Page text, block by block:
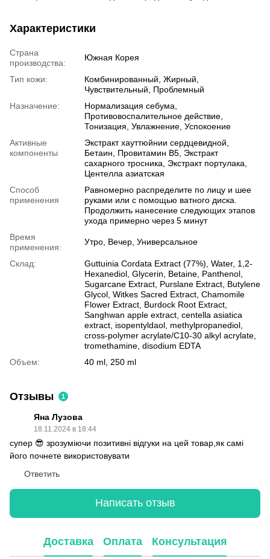
Характеристики
Страна
производства:
Южная Корея
Тип кожи:
Комбинированный, Жирный,
Чувствительный, Проблемный
Назначение:
Нормализация себума,
Противовоспалительное действие,
Тонизация, Увлажнение, Успокоение
Активные
компоненты
Экстракт хауттюйнии сердцевидной,
Бетаин, Провитамин В5, Экстракт
сахарного тросника, Экстракт портулака,
Центелла азиатская
Способ
применения
Равномерно распределите по лицу и шее
руками или с помощью ватного диска.
Продолжить нанесение следующих этапов
ухода примерно через 5 минут
Время
применения:
Утро, Вечер, Универсальное
Склад:
Guttuinia Cordata Extract (77%), Water, 1,2-
Hexanediol, Glycerin, Betaine, Panthenol,
Sugarcane Extract, Purslane Extract, Butylene
Glycol, Witkes Sacred Extract, Chamomile
Flower Extract, Burdock Root Extract,
Sanghwan apple extract, centella asiatica
extract, isopentyldaol, methylpropanediol,
cross-polymer acrylate/C10-30 alkyl acrylate,
tromethamine, disodium EDTA
Объем:
40 ml, 250 ml
Отзывы 1
Яна Лузова
18.11.2024 в 18:44
супер 😎 зрозуміючи позитивні відгуки на цей товар,як самі
його почнете використовувати
Ответить
Написать отзыв
Доставка Оплата Консультация